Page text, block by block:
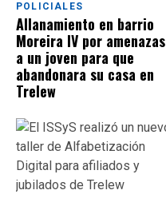
POLICIALES
Allanamiento en barrio
Moreira IV por amenazas
a un joven para que
abandonara su casa en
Trelew